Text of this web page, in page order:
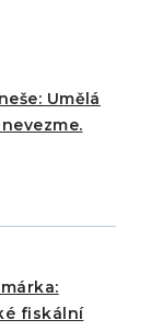
Umělá
fiskální